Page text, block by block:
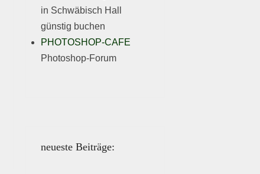
in Schwäbisch Hall
günstig buchen
PHOTOSHOP-CAFE
Photoshop-Forum
neueste Beiträge: